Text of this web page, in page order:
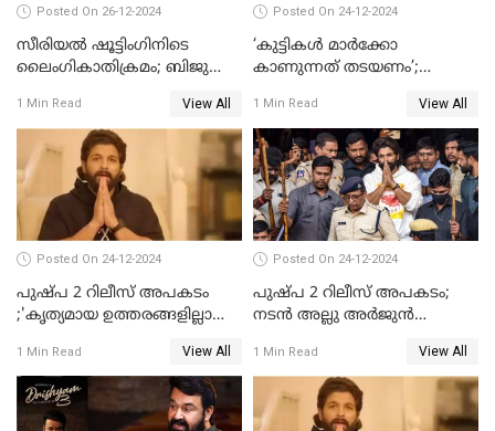
Posted On 26-12-2024
സീരിയല്‍ ഷൂട്ടിംഗിനിടെ
ലൈംഗികാതിക്രമം; ബിജു
ശ്രീകുമാറിനുമെതിരെ കേസ്
1 Min Read View All
Posted On 24-12-2024
‘കുട്ടികൾ മാർക്കോ
കാണുന്നത് തടയണം’;
മാതാപിതാക്കൾക്കൊപ്പം
കുട്ടികളുമെത്തുന്നു;
മുഖ്യമന്ത്രിക്ക് പരാതി നൽകി
കെപിസിസി അംഗം
1 Min Read View All
Posted On 24-12-2024
പുഷ്‌പ 2 റിലീസ് അപകടം
;'കൃത്യമായ ഉത്തരങ്ങളില്ലാതെ
1 Min Read View All
Posted On 24-12-2024
പുഷ്പ 2 റിലീസ് അപകടം;
നടന്‍ അല്ലു അര്‍ജുൻ
മുന്നിൽ ഹാജരായി
1 Min Read View All